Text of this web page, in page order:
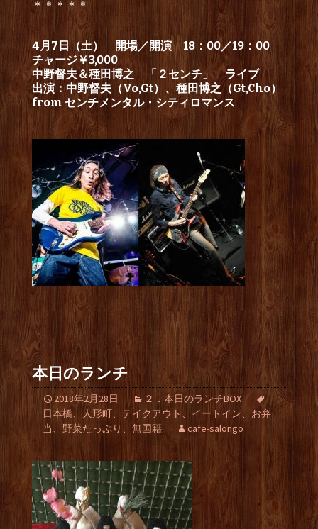
＊＊＊＊＊
4月7日（土） 開場／開演 18：00／19：00
チャージ￥3,000
中野督夫＆種田博之 「２センチ」 ライブ
出演：中野督夫（Vo,Gt）、種田博之（Gt,Cho）
from センチメンタル・シティロマンス
本日のランチ
2018年2月28日
２．本日のランチBOX
日本橋、人形町、テイクアウト、イートイン、お弁
当、野菜たっぷり、無国籍
cafe-salongo